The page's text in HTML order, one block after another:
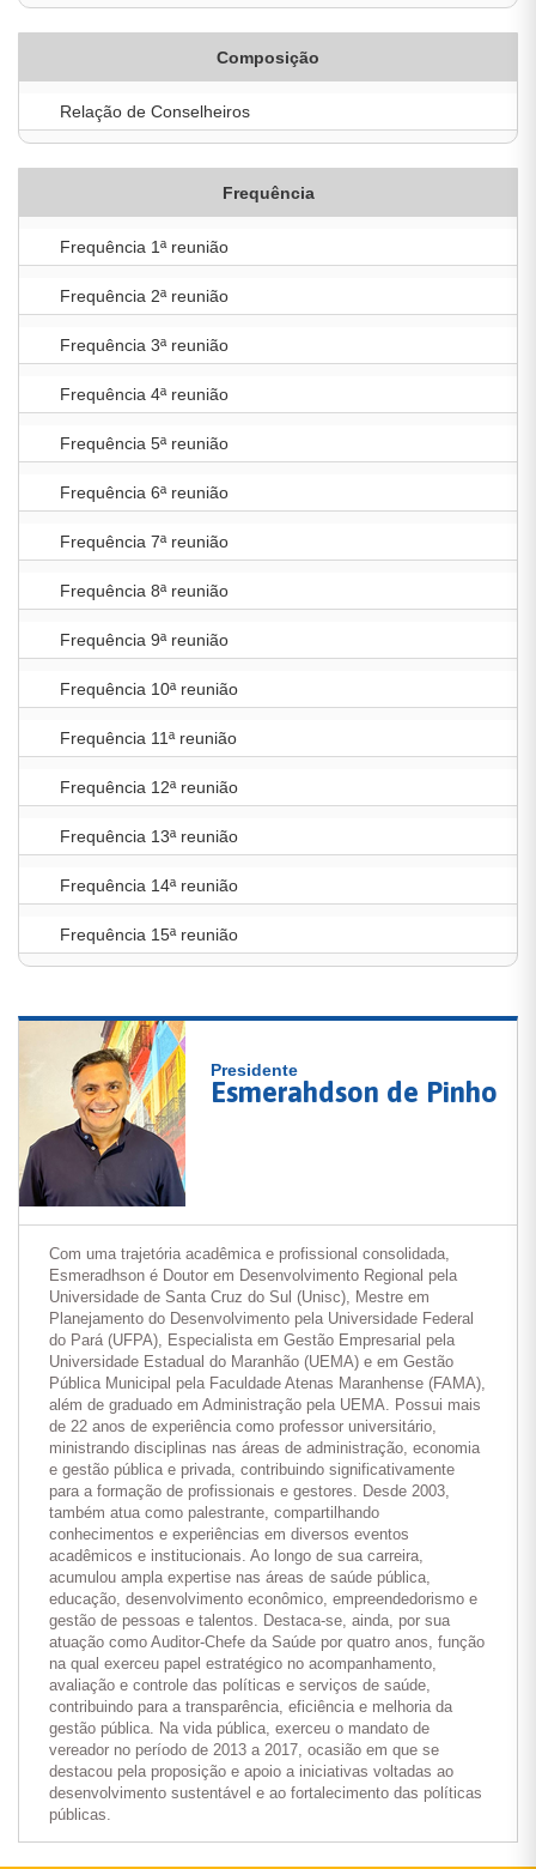
Composição
Relação de Conselheiros
Frequência
Frequência 1ª reunião
Frequência 2ª reunião
Frequência 3ª reunião
Frequência 4ª reunião
Frequência 5ª reunião
Frequência 6ª reunião
Frequência 7ª reunião
Frequência 8ª reunião
Frequência 9ª reunião
Frequência 10ª reunião
Frequência 11ª reunião
Frequência 12ª reunião
Frequência 13ª reunião
Frequência 14ª reunião
Frequência 15ª reunião
Presidente
Esmerahdson de Pinho
Com uma trajetória acadêmica e profissional consolidada,
Esmeradhson é Doutor em Desenvolvimento Regional pela
Universidade de Santa Cruz do Sul (Unisc), Mestre em
Planejamento do Desenvolvimento pela Universidade Federal
do Pará (UFPA), Especialista em Gestão Empresarial pela
Universidade Estadual do Maranhão (UEMA) e em Gestão
Pública Municipal pela Faculdade Atenas Maranhense (FAMA),
além de graduado em Administração pela UEMA. Possui mais
de 22 anos de experiência como professor universitário,
ministrando disciplinas nas áreas de administração, economia
e gestão pública e privada, contribuindo significativamente
para a formação de profissionais e gestores. Desde 2003,
também atua como palestrante, compartilhando
conhecimentos e experiências em diversos eventos
acadêmicos e institucionais. Ao longo de sua carreira,
acumulou ampla expertise nas áreas de saúde pública,
educação, desenvolvimento econômico, empreendedorismo e
gestão de pessoas e talentos. Destaca-se, ainda, por sua
atuação como Auditor-Chefe da Saúde por quatro anos, função
na qual exerceu papel estratégico no acompanhamento,
avaliação e controle das políticas e serviços de saúde,
contribuindo para a transparência, eficiência e melhoria da
gestão pública. Na vida pública, exerceu o mandato de
vereador no período de 2013 a 2017, ocasião em que se
destacou pela proposição e apoio a iniciativas voltadas ao
desenvolvimento sustentável e ao fortalecimento das políticas
públicas.